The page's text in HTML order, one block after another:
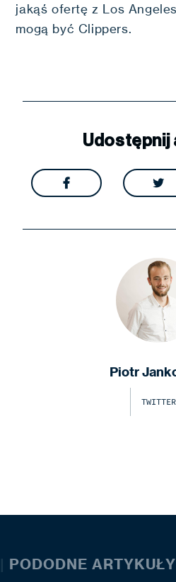
jakąś ofertę z Los
mogą być Clippers.
Udostępnij
 
Piotr
TWITTER
| PODODNE ARTYKUŁY